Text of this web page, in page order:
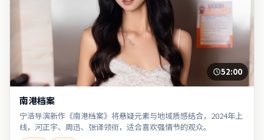
52:00
南港档案
宁浩导演新作《南港档案》将悬疑元素与地域质感结合，2024年上
线，河正宇、周迅、张译领衔，适合喜欢强情节的观众。